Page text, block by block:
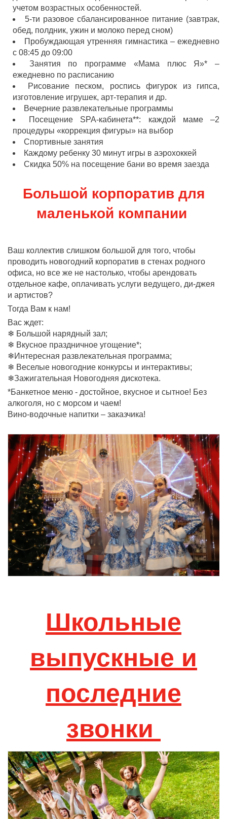
учетом возрастных особенностей.
5-ти разовое сбалансированное питание (завтрак,
обед, полдник, ужин и молоко перед сном)
Пробуждающая утренняя гимнастика – ежедневно
с 08:45 до 09:00
Занятия по программе «Мама плюс Я»* –
ежедневно по расписанию
Рисование песком, роспись фигурок из гипса,
изготовление игрушек, арт-терапия и др.
Вечерние развлекательные программы
Посещение SPA-кабинета**: каждой маме –2
процедуры «коррекция фигуры» на выбор
Спортивные занятия
Каждому ребенку 30 минут игры в аэрохоккей
Скидка 50% на посещение бани во время заезда
Большой корпоратив для
маленькой компании
Ваш коллектив слишком большой для того, чтобы
проводить новогодний корпоратив в стенах родного
офиса, но все же не настолько, чтобы арендовать
отдельное кафе, оплачивать услуги ведущего, ди-джея
и артистов?
Тогда Вам к нам!
Вас ждет:
❄ Большой нарядный зал;
❄ Вкусное праздничное угощение*;
❄Интересная развлекательная программа;
❄ Веселые новогодние конкурсы и интерактивы;
❄Зажигательная Новогодняя дискотека.
*Банкетное меню - достойное, вкусное и сытное! Без
алкоголя, но с морсом и чаем!
Вино-водочные напитки – заказчика!
Школьные
выпускные и
последние
звонки